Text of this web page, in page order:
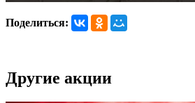
Поделиться:
Другие акции